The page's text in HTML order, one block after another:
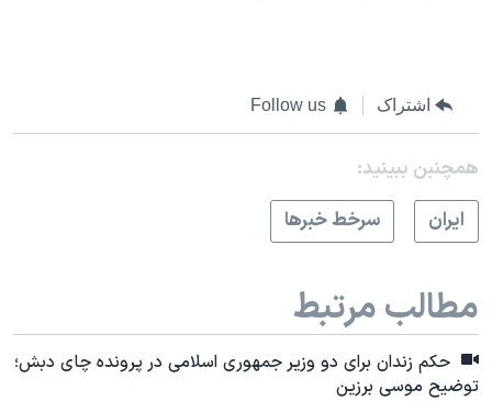
اشتراک Follow us
همچنبن ببینید:
ايران
سرخط خبرها
مطالب مرتبط
حکم زندان برای دو وزیر جمهوری اسلامی در پرونده چای دبش؛
توضیح موسی برزین